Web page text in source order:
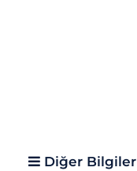
Diğer Bilgiler